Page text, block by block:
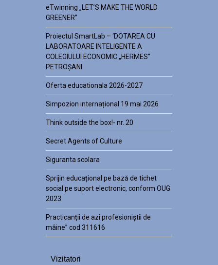
eTwinning „LET’S MAKE THE WORLD
GREENER”
Proiectul SmartLab – ‘DOTAREA CU
LABORATOARE INTELIGENTE A
COLEGIULUI ECONOMIC „HERMES”
PETROȘANI
Oferta educationala 2026-2027
Simpozion internațional 19 mai 2026
Think outside the box!- nr. 20
Secret Agents of Culture
Siguranta scolara
Sprijin educațional pe bază de tichet
social pe suport electronic, conform OUG
2023
Practicanții de azi profesioniștii de
mâine” cod 311616
Vizitatori